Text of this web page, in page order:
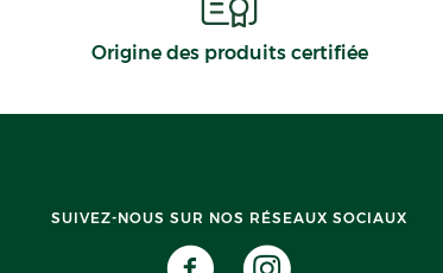
Origine des produits certifiée
SUIVEZ-NOUS SUR NOS RÉSEAUX SOCIAUX